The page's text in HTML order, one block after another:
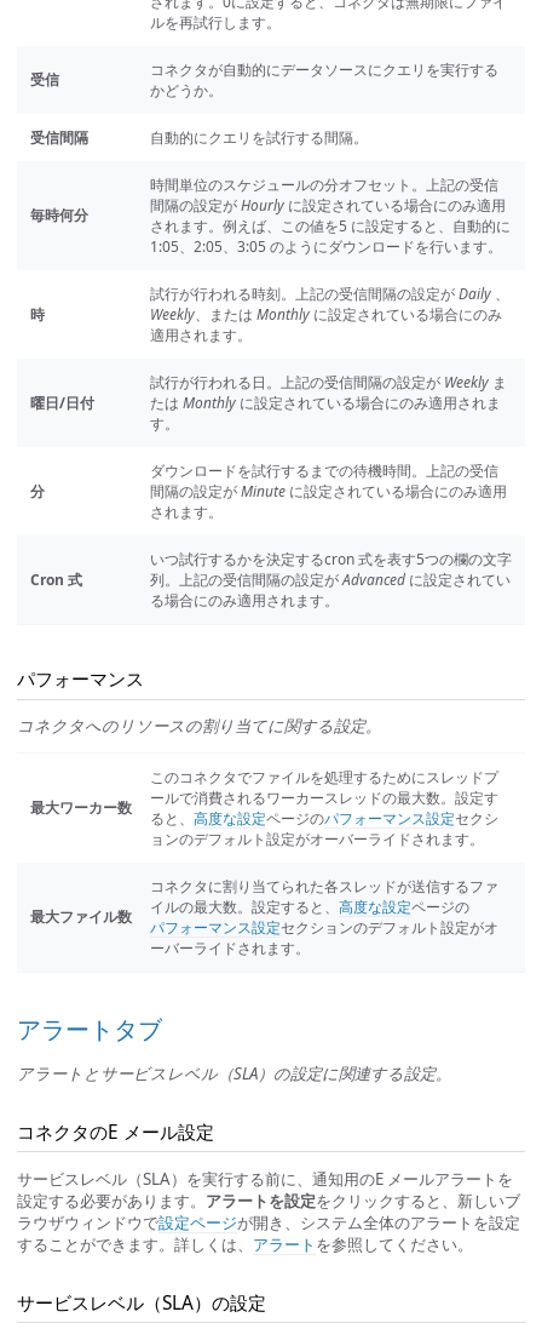
ルを再試行します。
受信
コネクタが自動的にデータソースにクエリを実行する
かどうか。
受信間隔 自動的にクエリを試行する間隔。
毎時何分
時間単位のスケジュールの分オフセット。上記の受信
間隔の設定がHourly に設定されている場合にのみ適用
されます。例えば、この値を5 に設定すると、自動的に
1:05、2:05、3:05 のようにダウンロードを行います。
時
試行が行われる時刻。上記の受信間隔の設定がDaily 、
Weekly、または Monthly に設定されている場合にのみ
適用されます。
曜日/日付
試行が行われる日。上記の受信間隔の設定が Weekly ま
たは Monthly に設定されている場合にのみ適用されま
す。
分
ダウンロードを試行するまでの待機時間。上記の受信
間隔の設定がMinute に設定されている場合にのみ適用
されます。
Cron 式
いつ試行するかを決定するcron 式を表す5つの欄の文字
列。上記の受信間隔の設定がAdvanced に設定されてい
る場合にのみ適用されます。
パフォーマンス
コネクタへのリソースの割り当てに関する設定。
最大ワーカー数
このコネクタでファイルを処理するためにスレッドプ
ールで消費されるワーカースレッドの最大数。設定す
ると、 高度な設定ページのパフォーマンス設定セクシ
ョンのデフォルト設定がオーバーライドされます。
最大ファイル数
コネクタに割り当てられた各スレッドが送信するファ
イルの最大数。設定すると、 高度な設定ページの
パフォーマンス設定セクションのデフォルト設定がオ
ーバーライドされます。
アラートタブ
アラートとサービスレベル（SLA）の設定に関連する設定。
コネクタのE メール設定
サービスレベル（SLA）を実行する前に、通知用のE メールアラートを
設定する必要があります。 アラートを設定をクリックすると、新しいブ
ラウザウィンドウで設定ページが開き、システム全体のアラートを設定
することができます。詳しくは、 アラート を参照してください。
サービスレベル（SLA）の設定